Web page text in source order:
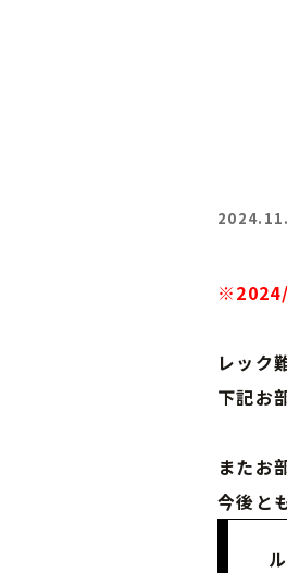
※2024/
レック
下記お
またお
今後と